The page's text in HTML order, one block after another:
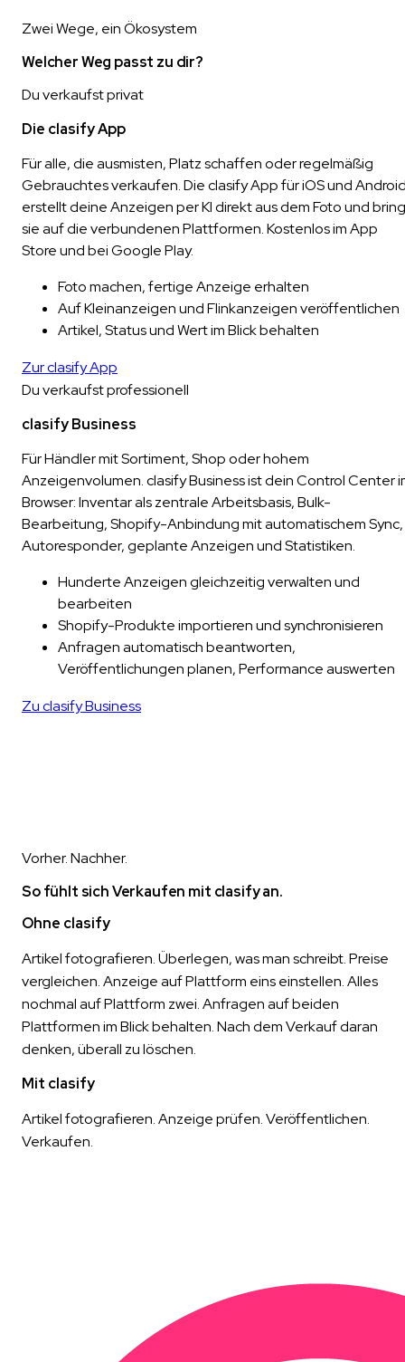
Zwei Wege, ein Ökosystem
Welcher Weg passt zu dir?
Du verkaufst privat
Die clasify App
Für alle, die ausmisten, Platz schaffen oder regelmäßig
Gebrauchtes verkaufen. Die clasify App für iOS und
erstellt deine Anzeigen per KI direkt aus dem Foto und
sie auf die verbundenen Plattformen. Kostenlos im App
Store und bei Google Play.
Foto machen, fertige Anzeige erhalten
Auf Kleinanzeigen und Flinkanzeigen veröffentlichen
Artikel, Status und Wert im Blick behalten
Zur clasify App
Du verkaufst professionell
clasify Business
Für Händler mit Sortiment, Shop oder hohem
Anzeigenvolumen. clasify Business ist dein Control Center
Browser: Inventar als zentrale Arbeitsbasis, Bulk-
Bearbeitung, Shopify-Anbindung mit automatischem Sync,
Autoresponder, geplante Anzeigen und Statistiken.
Hunderte Anzeigen gleichzeitig verwalten und
bearbeiten
Shopify-Produkte importieren und synchronisieren
Anfragen automatisch beantworten,
Veröffentlichungen planen, Performance auswerten
Zu clasify Business
Vorher. Nachher.
So fühlt sich Verkaufen mit clasify an.
Ohne clasify
Artikel fotografieren. Überlegen, was man schreibt. Preise
vergleichen. Anzeige auf Plattform eins einstellen. Alles
nochmal auf Plattform zwei. Anfragen auf beiden
Plattformen im Blick behalten. Nach dem Verkauf daran
denken, überall zu löschen.
Mit clasify
Artikel fotografieren. Anzeige prüfen. Veröffentlichen.
Verkaufen.